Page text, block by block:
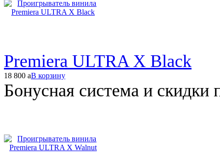
Premiera ULTRA X Black
18 800 aВ корзину
Бонусная система и скидки